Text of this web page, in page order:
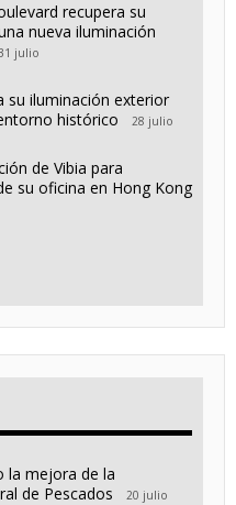
recupera su
nueva iluminación
julio
su iluminación exterior
histórico
28 julio
de Vibia para
su oficina en Hong Kong
la mejora de la
de Pescados
20 julio